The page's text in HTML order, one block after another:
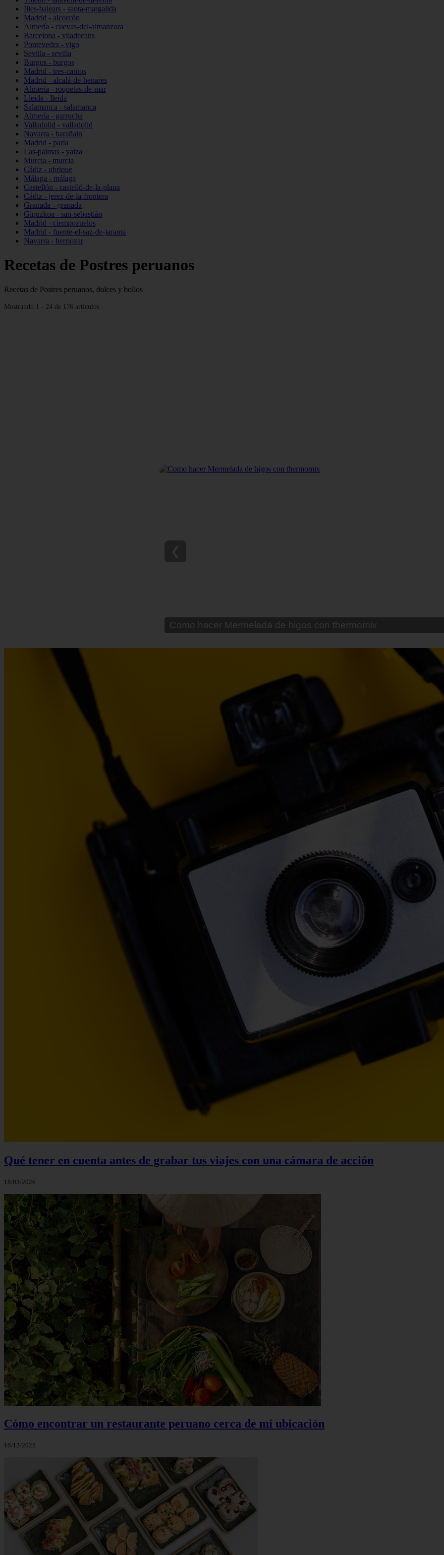
Illes-balears - santa-margalida
Madrid - alcorcón
Almería - cuevas-del-almanzora
Barcelona - viladecans
Pontevedra - vigo
Sevilla - sevilla
Burgos - burgos
Madrid - tres-cantos
Madrid - alcalá-de-henares
Almería - roquetas-de-mar
Lleida - lleida
Salamanca - salamanca
Almería - garrucha
Valladolid - valladolid
Navarra - barañain
Madrid - parla
Las-palmas - yaiza
Murcia - murcia
Cádiz - ubrique
Málaga - málaga
Castellón - castelló-de-la-plana
Cádiz - jerez-de-la-frontera
Granada - granada
Gipuzkoa - san-sebastián
Madrid - ciempozuelos
Madrid - fuente-el-saz-de-jarama
Navarra - berriozar
Recetas de Postres peruanos
Recetas de Postres peruanos, dulces y bollos
Mostrando 1 - 24 de 176 artículos
Como hacer Hamburguesas de pollo II
Qué tener en cuenta antes de grabar tus viajes con una cámara de acción
18/03/2026
Cómo encontrar un restaurante peruano cerca de mi ubicación
16/12/2025